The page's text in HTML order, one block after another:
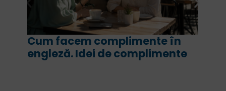
Cum facem complimente în
engleză. Idei de complimente